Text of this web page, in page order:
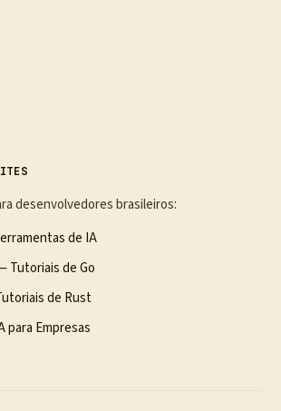
desenvolvedores brasileiros:
de IA
Tutoriais de Go
de Rust
para Empresas